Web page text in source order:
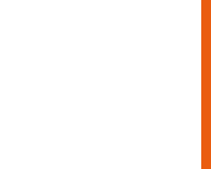
die Illusionen,
Showeffekte und
Ovations
als erste Europäer
der „Academy of
für den
des